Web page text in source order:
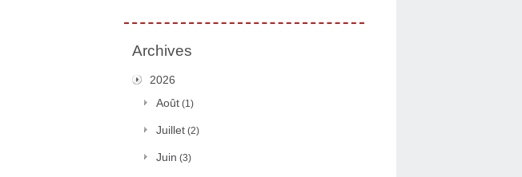
Archives
2026
Août (1)
Juillet (2)
Juin (3)